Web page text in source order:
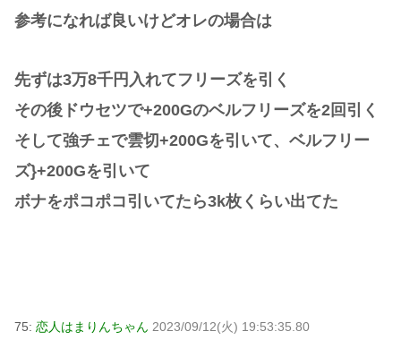
参考になれば良いけどオレの場合は
先ずは3万8千円入れてフリーズを引く
その後ドウセツで+200Gのベルフリーズを2回引く
そして強チェで雲切+200Gを引いて、ベルフリー
ズ}+200Gを引いて
ボナをポコポコ引いてたら3k枚くらい出てた
75: 恋人はまりんちゃん 2023/09/12(火) 19:53:35.80